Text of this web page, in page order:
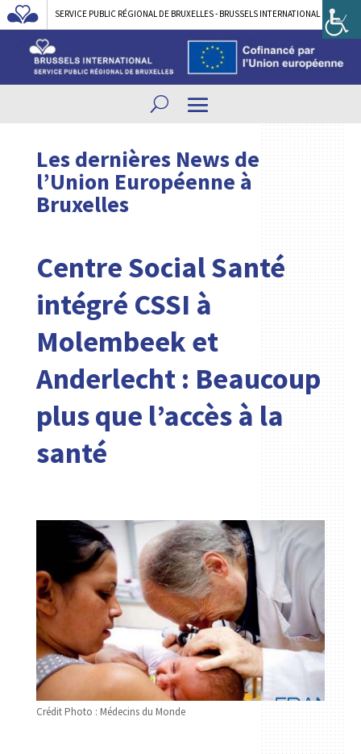
SERVICE PUBLIC RÉGIONAL DE BRUXELLES - BRUSSELS INTERNATIONAL
Les dernières News de
l’Union Européenne à
Bruxelles
Centre Social Santé
intégré CSSI à
Molembeek et
Anderlecht : Beaucoup
plus que l’accès à la
santé
Crédit Photo : Médecins du Monde